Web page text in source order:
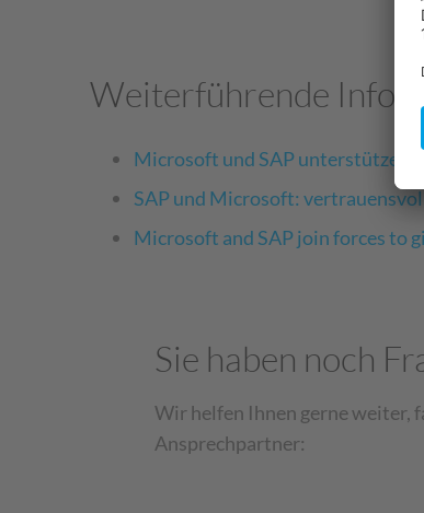
Weiterführende
Microsoft und SAP unterstützen
SAP und Microsoft:
Microsoft and SAP join forces to
Sie haben noch
Wir helfen Ihnen gerne weiter,
Ansprechpartner: